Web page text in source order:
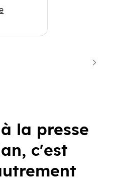
le MAG
la presse
c'est